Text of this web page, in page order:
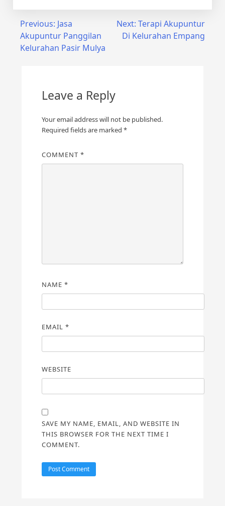
Post
navigation
Previous: Jasa
Akupuntur Panggilan
Kelurahan Pasir Mulya
Next: Terapi Akupuntur
Di Kelurahan Empang
Leave a Reply
Your email address will not be published.
Required fields are marked *
COMMENT *
NAME *
EMAIL *
WEBSITE
SAVE MY NAME, EMAIL, AND WEBSITE IN
THIS BROWSER FOR THE NEXT TIME I
COMMENT.